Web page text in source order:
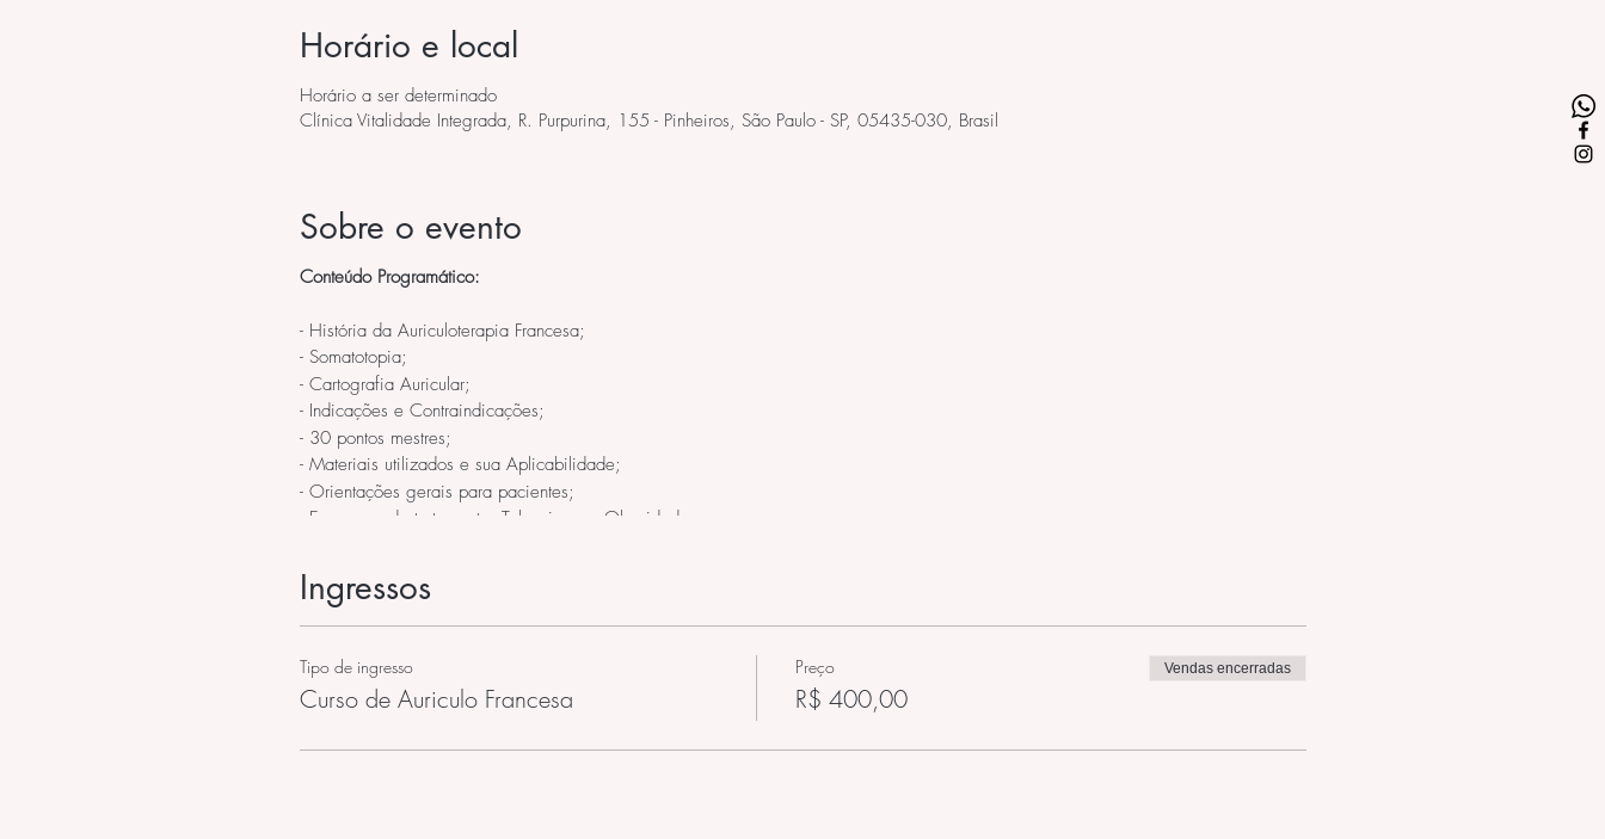
Horário e local
Horário a ser determinado
Clínica Vitalidade Integrada, R. Purpurina, 155 - Pinheiros, São Paulo - SP, 05435-030, Brasil
Sobre o evento
Conteúdo Programático:
- História da Auriculoterapia Francesa;
- Somatotopia;
- Cartografia Auricular;
- Indicações e Contraindicações;
- 30 pontos mestres;
- Materiais utilizados e sua Aplicabilidade;
- Orientações gerais para pacientes;
- Esquemas de tratamento: Tabagismo e Obesidade;
- Aula Prática.
Público Alvo:
Carga horária:
Ingressos
Tipo de ingresso
Curso de Auriculo Francesa
Preço
R$ 400,00
Vendas encerradas